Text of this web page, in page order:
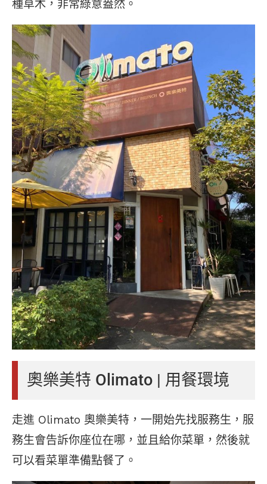
種草木，非常綠意盎然。
奧樂美特 Olimato | 用餐環境
走進 Olimato 奧樂美特，一開始先找服務生，服
務生會告訴你座位在哪，並且給你菜單，然後就
可以看菜單準備點餐了。